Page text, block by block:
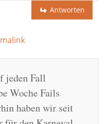
Antworten
jeden Fall
Woche Fails
haben wir seit